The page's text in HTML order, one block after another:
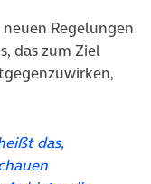
Regelungen
das zum Ziel
das,